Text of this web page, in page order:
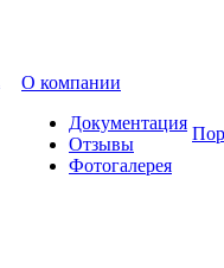
О компании
Документация
Отзывы
Фотогалерея